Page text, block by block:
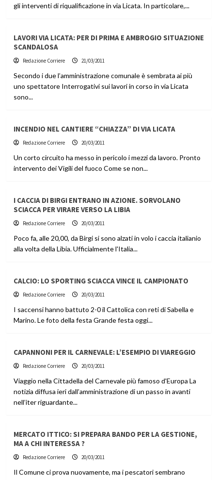
gli interventi di riqualificazione in via Licata. In particolare,...
LAVORI VIA LICATA: PER DI PRIMA E AMBROGIO SITUAZIONE
SCANDALOSA
Redazione Corriere 21/03/2011
Secondo i due l’amministrazione comunale è sembrata ai più
uno spettatore Interrogativi sui lavori in corso in via Licata
sono...
INCENDIO NEL CANTIERE “CHIAZZA” DI VIA LICATA
Redazione Corriere 20/03/2011
Un corto circuito ha messo in pericolo i mezzi da lavoro. Pronto
intervento dei Vigili del fuoco Come se non...
I CACCIA DI BIRGI ENTRANO IN AZIONE. SORVOLANO
SCIACCA PER VIRARE VERSO LA LIBIA
Redazione Corriere 20/03/2011
Poco fa, alle 20,00, da Birgi si sono alzati in volo i caccia italianio
alla volta della Libia. Ufficialmente l'Italia...
CALCIO: LO SPORTING SCIACCA VINCE IL CAMPIONATO
Redazione Corriere 20/03/2011
I saccensi hanno battuto 2-0 il Cattolica con reti di Sabella e
Marino. Le foto della festa Grande festa oggi...
CAPANNONI PER IL CARNEVALE: L’ESEMPIO DI VIAREGGIO
Redazione Corriere 20/03/2011
Viaggio nella Cittadella del Carnevale più famoso d'Europa La
notizia diffusa ieri dall’amministrazione di un passo in avanti
nell’iter riguardante...
MERCATO ITTICO: SI PREPARA BANDO PER LA GESTIONE,
MA A CHI INTERESSA ?
Redazione Corriere 20/03/2011
Il Comune ci prova nuovamente, ma i pescatori sembrano